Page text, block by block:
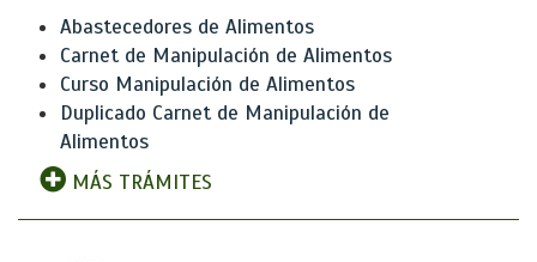
Abastecedores de Alimentos
Carnet de Manipulación de Alimentos
Curso Manipulación de Alimentos
Duplicado Carnet de Manipulación de
Alimentos
MÁS TRÁMITES